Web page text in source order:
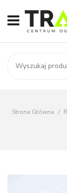
START
SKLEP
Strona Główna /